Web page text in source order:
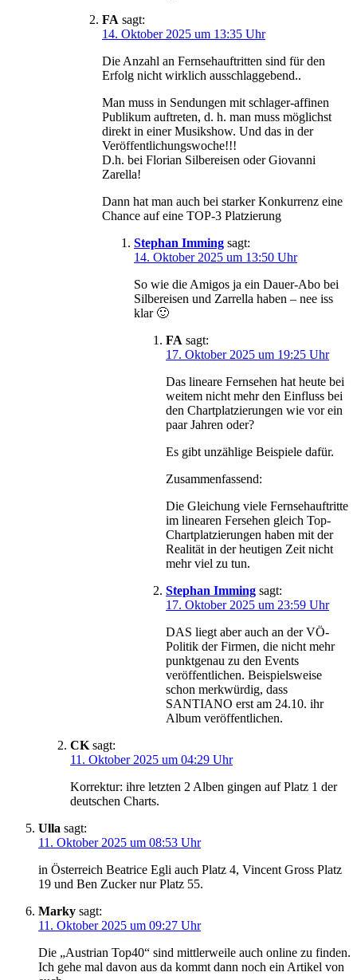
FA sagt:
14. Oktober 2025 um 13:35 Uhr
Die Anzahl an Fernsehauftritten sind für den
Erfolg nicht wirklich ausschlaggebend..
Man muss in Sendungen mit schlager-affinen
Publikum auftreten, d. h. man muss möglichst
direkt in einer Musikshow. Und das in der
Veröffentlichungswoche!!!
D.h. bei Florian Silbereisen oder Giovanni
Zarella!
Dann hat man auch bei starker Konkurrenz eine
Chance auf eine TOP-3 Platzierung
Stephan Imming sagt:
14. Oktober 2025 um 13:50 Uhr
So wie die Amigos ja ein Dauer-Abo bei
Silbereisen und Zarrella haben – nee iss
klar 🙂
FA sagt:
17. Oktober 2025 um 19:25 Uhr
Das lineare Fernsehen hat heute bei
weitem nicht mehr den Einfluss bei
den Chartplatzierungen wie vor ein
paar Jahren oder?
Es gibt unzählige Beispiele dafür.
Zusammenfassend:
Die Gleichung viele Fernsehauftritte
im linearen Fersehen gleich Top-
Chartplatzierungen haben mit der
Realität in der heutigen Zeit nicht
mehr viel zu tun.
Stephan Imming sagt:
17. Oktober 2025 um 23:59 Uhr
DAS liegt aber auch an der VÖ-
Politik der Firmen, die nicht mehr
punktgenau zu den Events
veröffentlichen. Beispielsweise
schon merkwürdig, dass
SANTIANO erst am 24.10. ihr
Album veröffentlichen.
CK sagt:
11. Oktober 2025 um 04:29 Uhr
Korrektur: ihre letzten 2 Alben gingen auf Platz 1 der
deutschen Charts.
Ulla sagt:
11. Oktober 2025 um 08:53 Uhr
in Österreich Beatrice Egli auch Platz 4, Vincent Gross Platz
19 und Ben Zucker nur Platz 55.
Marky sagt:
11. Oktober 2025 um 09:27 Uhr
Die „Austrian Top40“ sind mittlerweile auch online zu finden.
Ich gehe mal davon aus da kommt dann noch ein Artikel von